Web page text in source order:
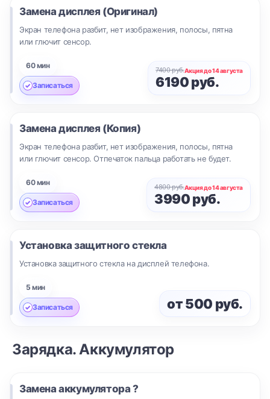
Замена дисплея (Оригинал)
Экран телефона разбит, нет изображения, полосы, пятна
или глючит сенсор.
60 мин
Записаться
7400 руб.Акция до 14 августа
6190 руб.
Замена дисплея (Копия)
Экран телефона разбит, нет изображения, полосы, пятна
или глючит сенсор. Отпечаток пальца работать не будет.
60 мин
Записаться
4800 руб.Акция до 14 августа
3990 руб.
Установка защитного стекла
Установка защитного стекла на дисплей телефона.
5 мин
Записаться от 500 руб.
Зарядка. Аккумулятор
Замена аккумулятора ?